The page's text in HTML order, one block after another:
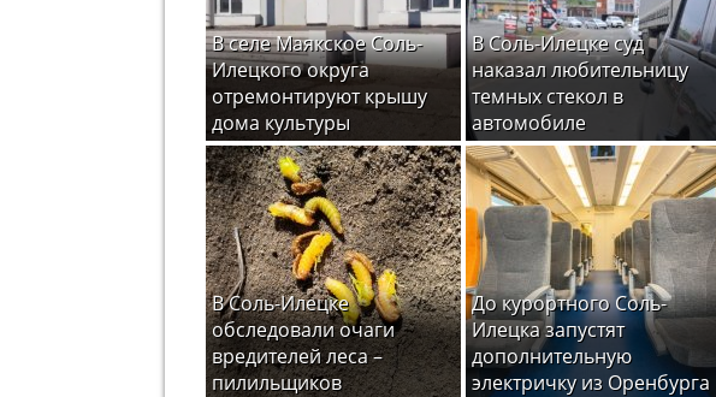
В селе Маякское Соль-
Илецкого округа
отремонтируют крышу
дома культуры
В Соль-Илецке суд
наказал любительницу
темных стекол в
автомобиле
В Соль-Илецке
обследовали очаги
вредителей леса –
пилильщиков
До курортного Соль-
Илецка запустят
дополнительную
электричку из Оренбурга